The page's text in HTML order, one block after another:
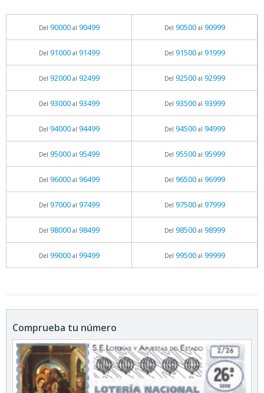
Del 90000al 90499 Del 90500al 90999
Del 91000al 91499 Del 91500al 91999
Del 92000al 92499 Del 92500al 92999
Del 93000al 93499 Del 93500al 93999
Del 94000al 94499 Del 94500al 94999
Del 95000al 95499 Del 95500al 95999
Del 96000al 96499 Del 96500al 96999
Del 97000al 97499 Del 97500al 97999
Del 98000al 98499 Del 98500al 98999
Del 99000al 99499 Del 99500al 99999
Comprueba tu número